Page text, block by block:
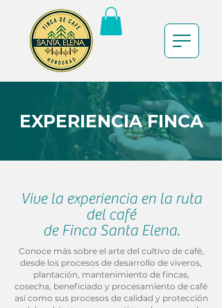
EXPERIENCIA FINCA
Vive la experiencia en la ruta
del café
de Finca Santa Elena.
Conoce más sobre el arte del cultivo de café,
desde los procesos de desarrollo de viveros,
plantación, mantenimiento de fincas,
cosecha, beneficiado y procesamiento de café
así como sus procesos de calidad y protección